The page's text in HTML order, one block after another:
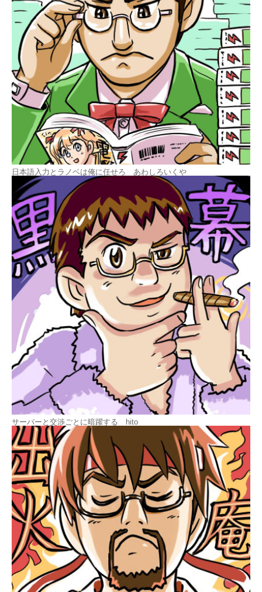
日本語入力とラノベは俺に任せろ あわしろいくや
サーバーと交渉ごとに暗躍する hito